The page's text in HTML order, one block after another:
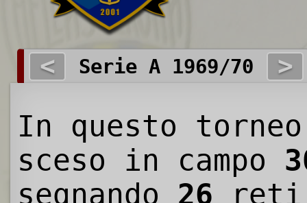
< Serie A 1969/70 >
In questo
sceso in campo
segnando 26 reti